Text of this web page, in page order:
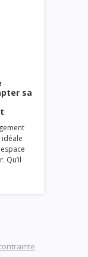
sa
Qu’il